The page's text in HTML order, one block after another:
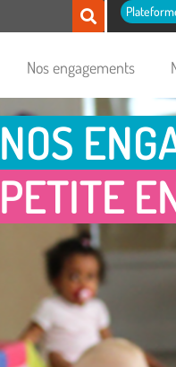
Nos engagements
NOS
PETITE